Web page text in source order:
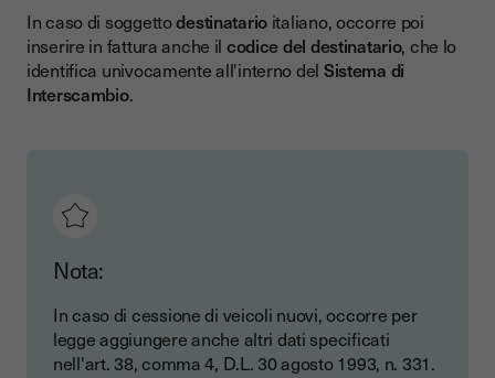
In caso di soggettodestinatario italiano, occorre poi
inserire in fattura anche il codice del destinatario, che lo
identifica univocamente all'interno del Sistema di
Interscambio.
Nota:
In caso di cessione di veicoli nuovi, occorre per
legge aggiungere anche altri dati specificati
nell'art. 38, comma 4, D.L. 30 agosto 1993, n. 331.